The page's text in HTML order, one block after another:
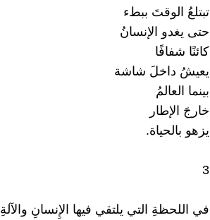
تبتلعُ الوقتَ ببطء
حتى يغدو الإنسانُ
كائنًا شفافًا
يعيشُ داخلَ شاشة
بينما العالمُ
خارجَ الإطار
يزهو بالحياة.
3
في اللحظةِ التي يلتقي فيها الإِنسانِ والآلةِ